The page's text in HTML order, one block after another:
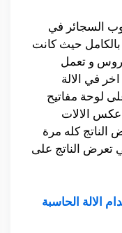
السجائر في
بالكامل حيث كانت
و تعمل
في الالة
لوحة مفاتيح
الالات
كله مرة
تعرض الناتج على
الالة الحاسبة